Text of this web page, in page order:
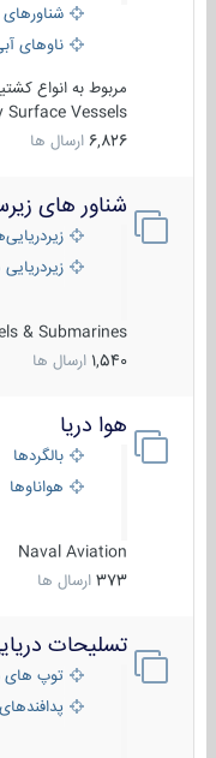
شناورهای
ناوهای آبی
مربوط به انواع
Surface Vessels
6,826 ارسال ها
شناور های
زیردریایی
& Submarines
1,540 ارسال ها
هوا دریا
بالگردها
هواناوها
Naval Aviation
373 ارسال ها
تسلیحات دریایی
توپ های
پدافندهای